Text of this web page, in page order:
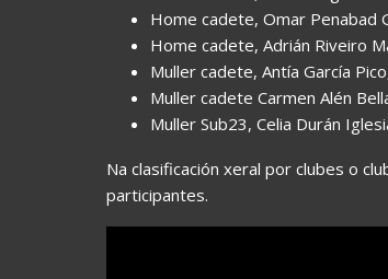
Home cadete, Omar Penabad
Home cadete, Adrián Riveiro
Muller cadete, Antía García
Muller cadete Carmen Alén
Muller Sub23, Celia Durán
Na clasificación xeral por clubes o
participantes.